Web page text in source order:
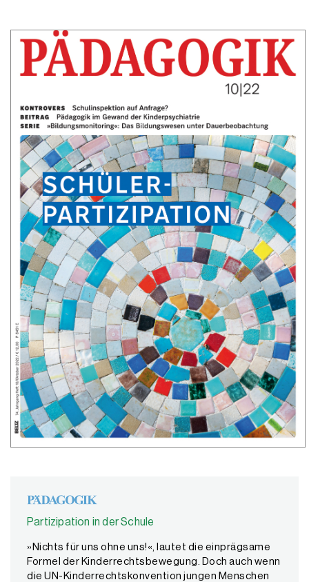
Partizipation in der Schule
»Nichts für uns ohne uns!«, lautet die einprägsame
Formel der Kinderrechtsbewegung. Doch auch wenn
die UN-Kinderrechtskonvention jungen Menschen